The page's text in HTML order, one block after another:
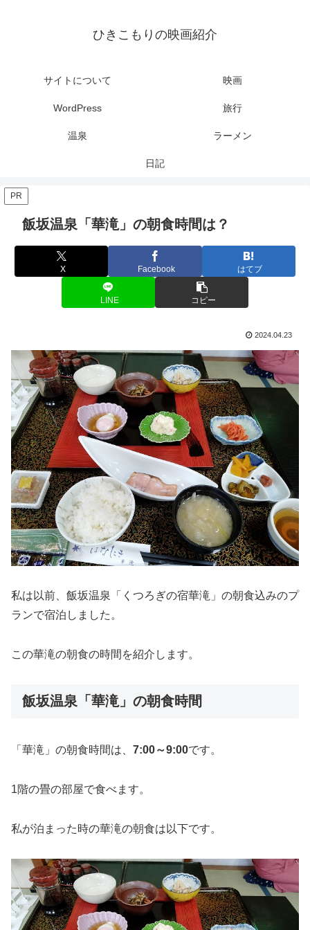
ひきこもりの映画紹介
サイトについて 映画
WordPress 旅行
温泉 ラーメン
日記
PR
飯坂温泉「華滝」の朝食時間は？
X Facebook はてブ
LINE コピー
2024.04.23
私は以前、飯坂温泉「くつろぎの宿華滝」の朝食込みのプ
ランで宿泊しました。
この華滝の朝食の時間を紹介します。
飯坂温泉「華滝」の朝食時間
「華滝」の朝食時間は、 7:00～9:00です。
1階の畳の部屋で食べます。
私が泊まった時の華滝の朝食は以下です。